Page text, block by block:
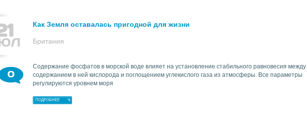
Как Земля оставалась пригодной для жизни
Британия
0
Содержание фосфатов в морской воде влияет на установление стабильного равновесия между
содержанием в ней кислорода и поглощением углекислого газа из атмосферы. Все параметры
регулируются уровнем моря
ПОДРОБНЕЕ